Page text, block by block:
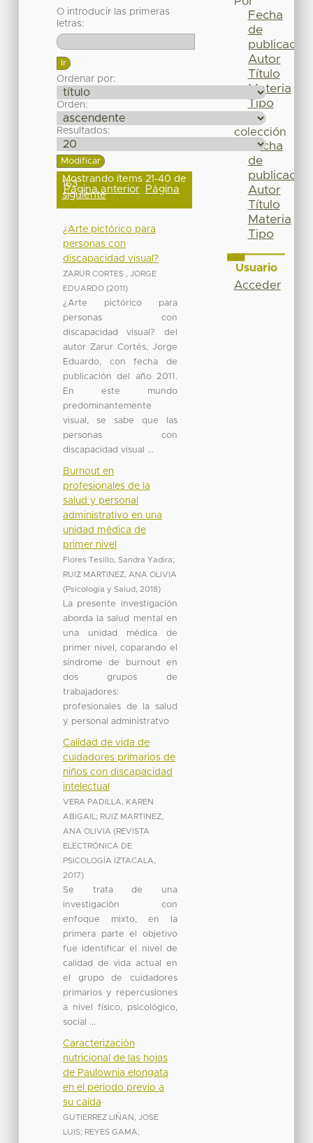
O introducir las primeras
letras:
Ordenar por:
Orden:
Resultados:
Mostrando ítems 21-40 de
163
Página anterior Página
siguiente
¿Arte pictórico para
personas con
discapacidad visual?
ZARUR CORTES , JORGE
EDUARDO (2011)
¿Arte pictórico para
personas con
discapacidad visual? del
autor Zarur Cortés, Jorge
Eduardo, con fecha de
publicación del año 2011.
En este mundo
predominantemente
visual, se sabe que las
personas con
discapacidad visual ...
Burnout en
profesionales de la
salud y personal
administrativo en una
unidad médica de
primer nivel
Flores Tesillo, Sandra Yadira;
RUIZ MARTINEZ, ANA OLIVIA
(Psicología y Salud 2018)
La presente investigación
aborda la salud mental en
una unidad médica de
primer nivel, coparando el
síndrome de burnout en
dos grupos de
trabajadores:
profesionales de la salud
y personal administratvo
Calidad de vida de
cuidadores primarios de
niños con discapacidad
intelectual
VERA PADILLA, KAREN
ABIGAIL ; RUIZ MARTINEZ,
ANA OLIVIA (REVISTA
ELECTRÓNICA DE
PSICOLOGÍA IZTACALA
2017)
Se trata de una
investigación con
enfoque mixto, en la
primera parte el objetivo
fue identificar el nivel de
calidad de vida actual en
el grupo de cuidadores
primarios y repercusiones
a nivel físico, psicológico,
social ...
Caracterización
nutricional de las hojas
de Paulownia elongata
en el periodo previo a
su caída
GUTIERREZ LIÑAN, JOSE
LUIS; REYES GAMA,
Fecha
de
publicación
Autor
Título
Materia
Tipo
colección
Fecha
de
publicación
Autor
Título
Materia
Tipo
Usuario
Acceder